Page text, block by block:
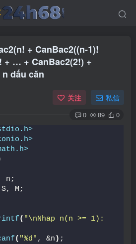
+ CanBac2((n-1)!
+ … + CanBac2(2!) +
dấu căn
关注 私信
0 89 0
n;
S, M;
( "\nNhap n(n >= 1):
( "%d" , &n ) ;